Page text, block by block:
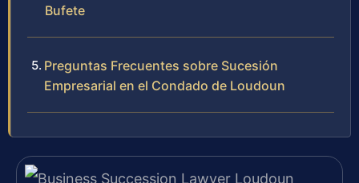
Bufete
Preguntas Frecuentes sobre Sucesión
Empresarial en el Condado de Loudoun